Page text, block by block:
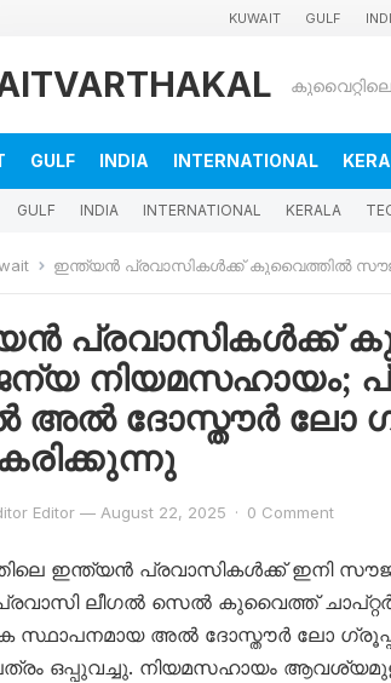
KUWAIT GULF
GULF INDIA INTERNATIONAL
GULF INDIA INTERNATIONAL KERALA
ഇന്ത്യൻ പ്രവാസികൾക്ക് കുവൈത്തിൽ സൗജന്യ നിയമസഹായം; പ്രവാസി
പ്രവാസികൾക്ക്
നിയമസഹായം;
അൽ ദോസ്തൗർ ലോ
Editor — August 22, 2025 · 0 Comment
ഇന്ത്യൻ പ്രവാസികൾക്ക് ഇനി
പ്രവാസി ലീഗൽ സെൽ കുവൈത്ത്
സ്ഥാപനമായ അൽ ദോസ്തൗർ ലോ
ഒപ്പുവച്ചു. നിയമസഹായം